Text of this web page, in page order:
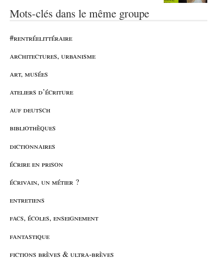
Mots-clés dans le même groupe
#rentréelittéraire
architectures, urbanisme
art, musées
ateliers d’écriture
auf deutsch
bibliothèques
dictionnaires
écrire en prison
écrivain, un métier ?
entretiens
facs, écoles, enseignement
fantastique
fictions brèves & ultra-brèves